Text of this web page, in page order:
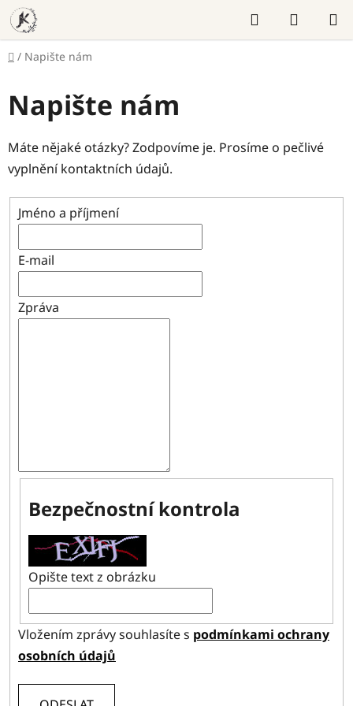
Přejít
na
obsah
Hledat
KOŠÍK
Domů
/ Napište nám
Napište nám
Máte nějaké otázky? Zodpovíme je. Prosíme o pečlivé
vyplnění kontaktních údajů.
Jméno a příjmení
E-mail
Zpráva
Bezpečnostní kontrola
Opište text z obrázku
Vložením zprávy souhlasíte s podmínkami ochrany
osobních údajů